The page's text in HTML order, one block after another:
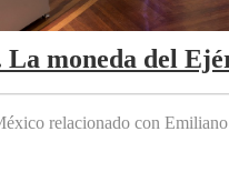
moneda del
relacionado con